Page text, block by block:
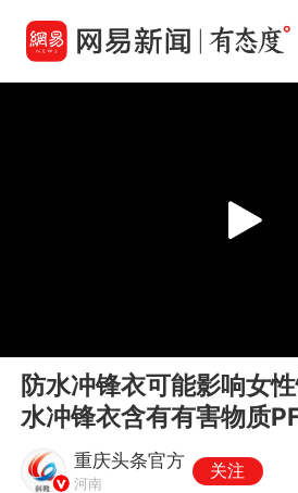
Play
防水冲锋衣可能影响女
水冲锋衣含有有害物质
鸟、北面、萨洛蒙”等品
重庆头条官方
河南
关注